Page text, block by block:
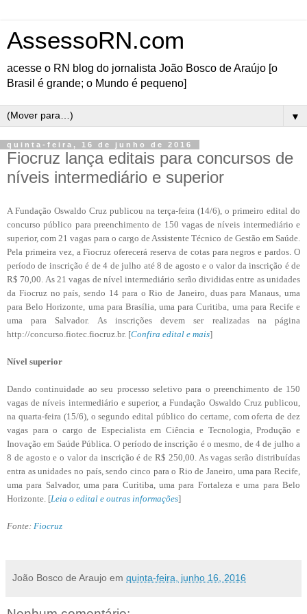
AssessoRN.com
acesse o RN blog do jornalista João Bosco de Araújo [o
Brasil é grande; o Mundo é pequeno]
▼
quinta-feira, 16 de junho de 2016
Fiocruz lança editais para concursos de
níveis intermediário e superior
A Fundação Oswaldo Cruz publicou na terça-feira (14/6), o primeiro edital do
concurso público para preenchimento de 150 vagas de níveis intermediário e
superior, com 21 vagas para o cargo de Assistente Técnico de Gestão em Saúde.
Pela primeira vez, a Fiocruz oferecerá reserva de cotas para negros e pardos. O
período de inscrição é de 4 de julho até 8 de agosto e o valor da inscrição é de
R$ 70,00. As 21 vagas de nível intermediário serão divididas entre as unidades
da Fiocruz no país, sendo 14 para o Rio de Janeiro, duas para Manaus, uma
para Belo Horizonte, uma para Brasília, uma para Curitiba, uma para Recife e
uma para Salvador. As inscrições devem ser realizadas na página
http://concurso.fiotec.fiocruz.br. [Confira edital e mais]
Nível superior
Dando continuidade ao seu processo seletivo para o preenchimento de 150
vagas de níveis intermediário e superior, a Fundação Oswaldo Cruz publicou,
na quarta-feira (15/6), o segundo edital público do certame, com oferta de dez
vagas para o cargo de Especialista em Ciência e Tecnologia, Produção e
Inovação em Saúde Pública. O período de inscrição é o mesmo, de 4 de julho a
8 de agosto e o valor da inscrição é de R$ 250,00. As vagas serão distribuídas
entra as unidades no país, sendo cinco para o Rio de Janeiro, uma para Recife,
uma para Salvador, uma para Curitiba, uma para Fortaleza e uma para Belo
Horizonte. [Leia o edital e outras informações]
Fonte: Fiocruz
João Bosco de Araujo em quinta-feira, junho 16, 2016